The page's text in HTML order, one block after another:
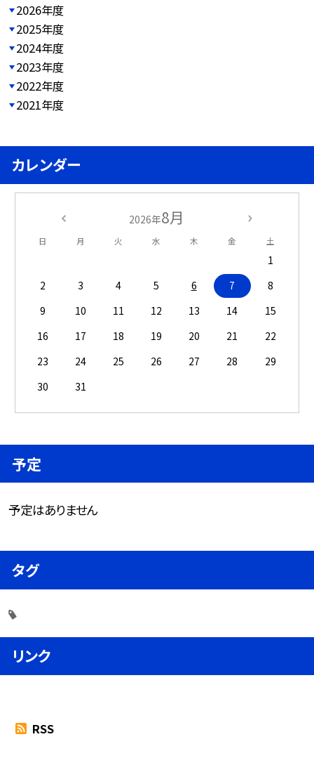
2026年度
2025年度
2024年度
2023年度
2022年度
2021年度
カレンダー
2026年8月
日 月 火 水 木 金 土
1
2
3 4 5 6 7
8
9
10 11 12 13 14
15
16
17 18 19 20 21
22
23
24 25 26 27 28
29
30
31
予定
予定はありません
タグ
リンク
RSS